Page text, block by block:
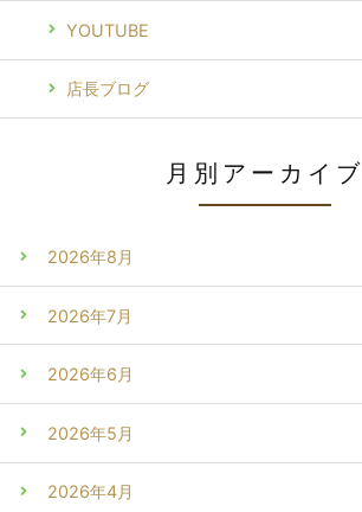
YOUTUBE
店長ブログ
月別アーカイブ
2026年8月
2026年7月
2026年6月
2026年5月
2026年4月